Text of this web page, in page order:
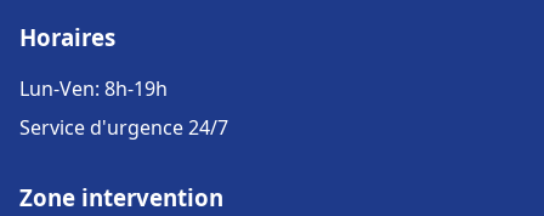
Horaires
Lun-Ven: 8h-19h
Service d'urgence 24/7
Zone intervention